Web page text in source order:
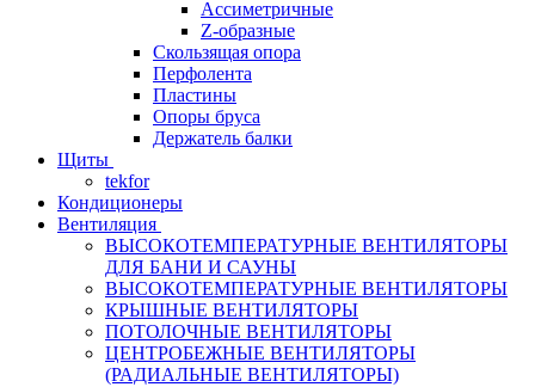
Ассиметричные
Z-образные
Скользящая опора
Перфолента
Пластины
Опоры бруса
Держатель балки
Щиты
tekfor
Кондиционеры
Вентиляция
ВЫСОКОТЕМПЕРАТУРНЫЕ ВЕНТИЛЯТОРЫ
ДЛЯ БАНИ И САУНЫ
ВЫСОКОТЕМПЕРАТУРНЫЕ ВЕНТИЛЯТОРЫ
КРЫШНЫЕ ВЕНТИЛЯТОРЫ
ПОТОЛОЧНЫЕ ВЕНТИЛЯТОРЫ
ЦЕНТРОБЕЖНЫЕ ВЕНТИЛЯТОРЫ
(РАДИАЛЬНЫЕ ВЕНТИЛЯТОРЫ)